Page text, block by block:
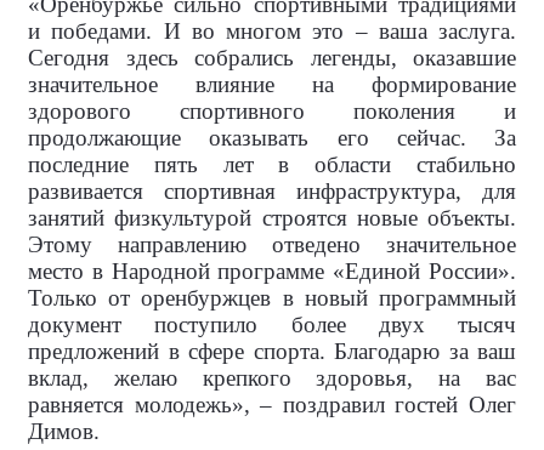
и победами. И во многом это – ваша заслуга.
Сегодня здесь собрались легенды, оказавшие
значительное влияние на формирование
здорового спортивного поколения и
продолжающие оказывать его сейчас. За
последние пять лет в области стабильно
развивается спортивная инфраструктура, для
занятий физкультурой строятся новые объекты.
Этому направлению отведено значительное
место в Народной программе «Единой России».
Только от оренбуржцев в новый программный
документ поступило более двух тысяч
предложений в сфере спорта. Благодарю за ваш
вклад, желаю крепкого здоровья, на вас
равняется молодежь», – поздравил гостей Олег
Димов.